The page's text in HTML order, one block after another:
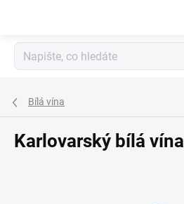
Bílá vína
Karlovarský bílá vína